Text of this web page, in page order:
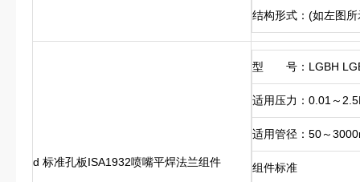
结构形式：(如左图所
d 标准孔板ISA1932喷嘴平焊法兰组件
型 号：LGBH
适用压力：0.01～
适用管径：50～
组件标准